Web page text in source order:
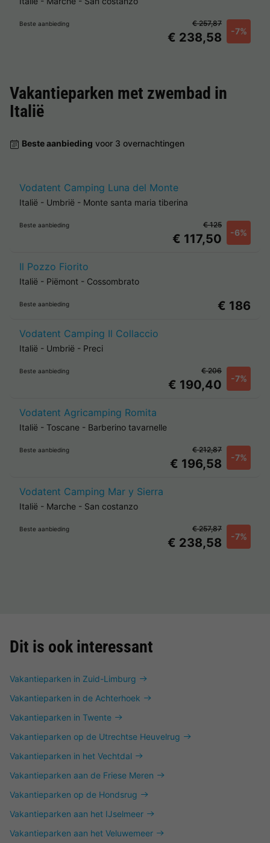
Beste aanbieding
€ 238,58 -7%
€ 257,87
Vakantieparken met zwembad in
Italië
Beste aanbieding voor 3 overnachtingen
Vodatent Camping Luna del Monte
Italië - Umbrië - Monte santa maria tiberina
Beste aanbieding
€ 117,50 -6%
€ 125
Il Pozzo Fiorito
Italië - Piëmont - Cossombrato
Beste aanbieding € 186
Vodatent Camping Il Collaccio
Italië - Umbrië - Preci
Beste aanbieding
€ 190,40 -7%
€ 206
Vodatent Agricamping Romita
Italië - Toscane - Barberino tavarnelle
Beste aanbieding
€ 196,58 -7%
€ 212,87
Vodatent Camping Mar y Sierra
Italië - Marche - San costanzo
Beste aanbieding
€ 238,58 -7%
€ 257,87
Dit is ook interessant
Vakantieparken in Zuid-Limburg
Vakantieparken in de Achterhoek
Vakantieparken in Twente
Vakantieparken op de Utrechtse Heuvelrug
Vakantieparken in het Vechtdal
Vakantieparken aan de Friese Meren
Vakantieparken op de Hondsrug
Vakantieparken aan het IJselmeer
Vakantieparken aan het Veluwemeer